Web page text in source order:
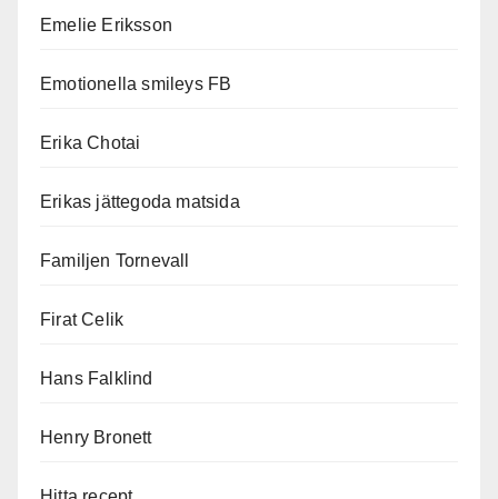
Emelie Eriksson
Emotionella smileys FB
Erika Chotai
Erikas jättegoda matsida
Familjen Tornevall
Firat Celik
Hans Falklind
Henry Bronett